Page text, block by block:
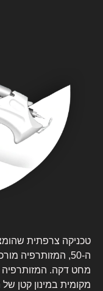
טכניקה צרפתית
ה-50, המזותרפיה
מחט דקה.
מקומית במינון קטן